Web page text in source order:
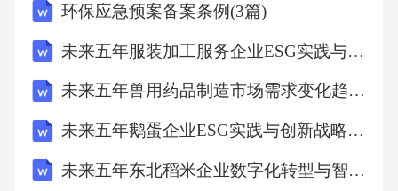
环保应急预案备案条例(3篇)
未来五年服装加工服务企业ESG实践与创新战略分析研究报告
未来五年兽用药品制造市场需求变化趋势与商业创新机遇分析研究报告
未来五年鹅蛋企业ESG实践与创新战略分析研究报告
未来五年东北稻米企业数字化转型与智慧升级战略分析研究报告